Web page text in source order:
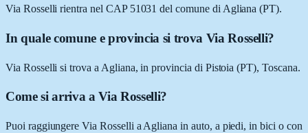
Via Rosselli rientra nel CAP 51031 del comune di Agliana (PT).
In quale comune e provincia si trova Via Rosselli?
Via Rosselli si trova a Agliana, in provincia di Pistoia (PT), Toscana.
Come si arriva a Via Rosselli?
Puoi raggiungere Via Rosselli a Agliana in auto, a piedi, in bici o con